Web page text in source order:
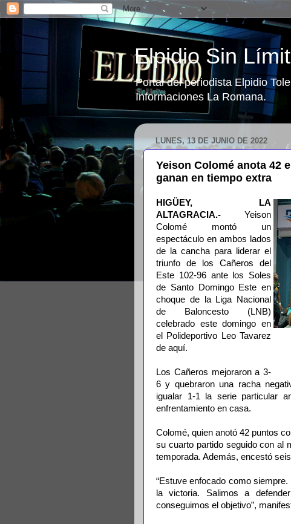
Elpidio Sin
Portal del periodista Elpidio
Informaciones La Romana.
LUNES, 13 DE JUNIO DE 2022
Yeison Colomé anota 42
ganan en tiempo extra
HIGÜEY, LA
ALTAGRACIA.- Yeison
Colomé montó un
espectáculo en ambos lados
de la cancha para liderar el
triunfo de los Cañeros del
Este 102-96 ante los Soles
de Santo Domingo Este en
choque de la Liga Nacional
de Baloncesto (LNB)
celebrado este domingo en
el Polideportivo Leo Tavarez
de aquí.
Los Cañeros mejoraron a 3-
6 y quebraron una racha
igualar 1-1 la serie particular
enfrentamiento en casa.
Colomé, quien anotó 42 puntos
su cuarto partido seguido con al
temporada. Además, encestó
“Estuve enfocado como
la victoria. Salimos a
conseguimos el objetivo”,